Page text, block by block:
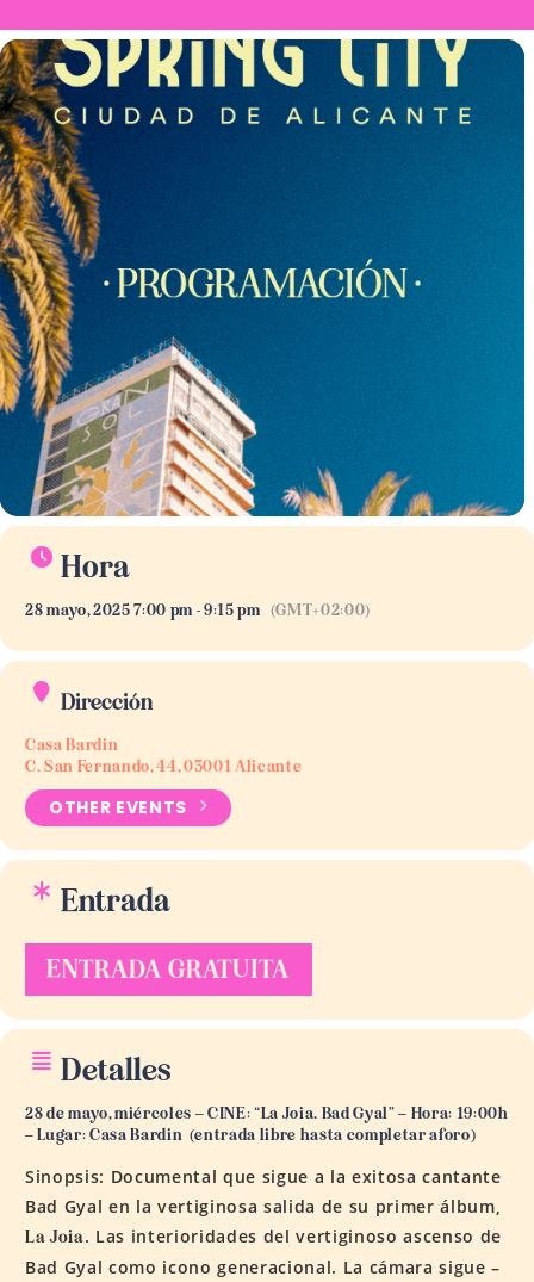
Hora
28 mayo, 2025 7:00 pm - 9:15 pm (GMT+02:00)
Dirección
Casa Bardin
C. San Fernando, 44, 03001 Alicante
OTHER EVENTS
Entrada
ENTRADA GRATUITA
Detalles
28 de mayo, miércoles – CINE: “La Joia. Bad Gyal”– Hora: 19:00h
– Lugar: CasaBardin (entrada libre hasta completar aforo)
Sinopsis: Documental que sigue a la exitosa cantante
Bad Gyal en la vertiginosa salida de su primer álbum,
La Joia. Las interioridades del vertiginoso ascenso de
Bad Gyal como icono generacional. La cámara sigue –